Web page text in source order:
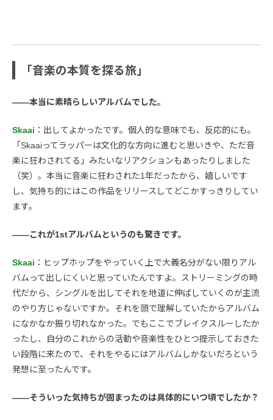
「音楽の本質を探る旅」
――本当に素晴らしいアルバムでした。
Skaai ：出してよかったです。個人的な意味でも、反応的にも。
「Skaaiってラッパーは文化的な方向に進むと思いきや、ただ音
楽に狂わされてる」みたいなリアクションもあったりしました
（笑）。本当に音楽に狂わされた1年だったから、嬉しいです
し、気持ち的にはこの作品をリリースしてどこかすっきりしてい
ます。
――これが1stアルバムというのも驚きです。
Skaai ：ヒップホップをやっていく上で大義名分がない限りアル
バムって出しにくいと思っていたんですよ。ストリーミングの時
代だから、シングルを出してそれを地道に伸ばしていくのが主流
のやり方じゃないですか。それを頭で理解していたからアルバム
になかなか振り切れなかった。でもここでブレイクスルーしたか
ったし、自分のこれからの活動や音楽性をひとつ提示しておきた
い段階に来たので、それをやるにはアルバムしかないだろという
発想に至ったんです。
――そういった気持ちが固まったのは具体的にいつ頃でしたか？